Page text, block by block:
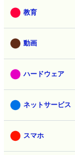
教育
動画
ハードウェア
ネットサービス
スマホ